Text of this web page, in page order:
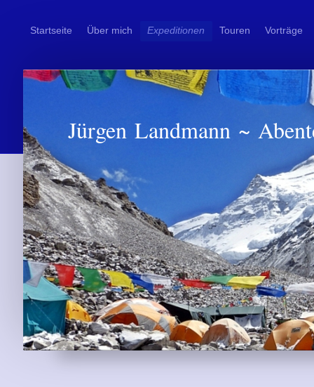
Startseite Über mich Expeditionen Touren Vorträge
Jürgen Landmann ~